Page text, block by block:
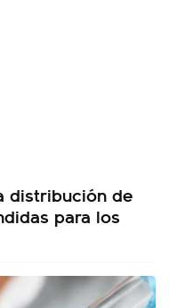
distribución de
para los